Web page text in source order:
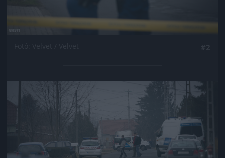
Jön még kép!